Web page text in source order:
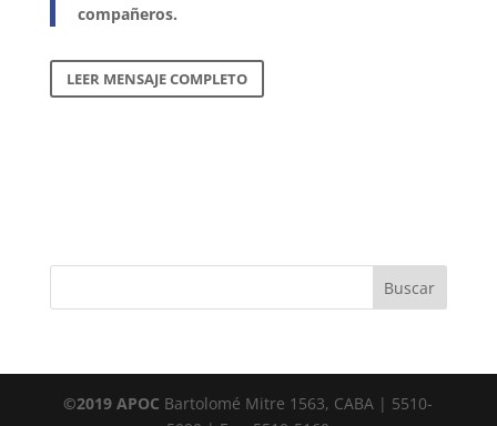
compañeros.
LEER MENSAJE COMPLETO
©2019 APOC Bartolomé Mitre 1563, CABA | 5510-